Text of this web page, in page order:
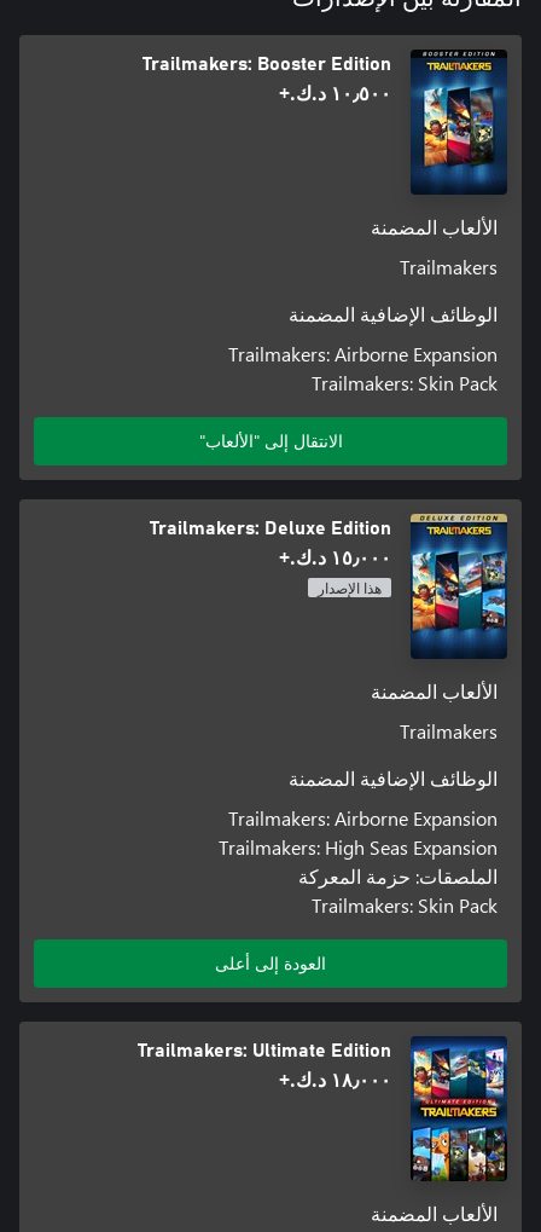
مع هذه حزمة الأشكال، ستحصل على فتح خمس أشكال جديدة يمكن
حزمة العمليات مليئة بكل شيء من العلامات، وثقوب الرصاص،
وخطوط السباق، وإلى مقاييس لوحة القيادة للطائرة. أعطِ بناءك
50x ملصقات مع ثقوب رصاص، وعلامات حرق، ولوحات القيادة،
Trailmakers: Booster Edition
١٠٫٥٠٠ د.ك.‏+
الألعاب المضمنة
Trailmakers
الوظائف الإضافية المضمنة
Trailmakers: Airborne Expansion
Trailmakers: Skin Pack
الانتقال إلى "الألعاب"
Trailmakers: Deluxe Edition
١٥٫٠٠٠ د.ك.‏+
هذا الإصدار
الألعاب المضمنة
Trailmakers
الوظائف الإضافية المضمنة
Trailmakers: Airborne Expansion
Trailmakers: High Seas Expansion
الملصقات: حزمة المعركة
Trailmakers: Skin Pack
العودة إلى أعلى
Trailmakers: Ultimate Edition
١٨٫٠٠٠ د.ك.‏+
الألعاب المضمنة